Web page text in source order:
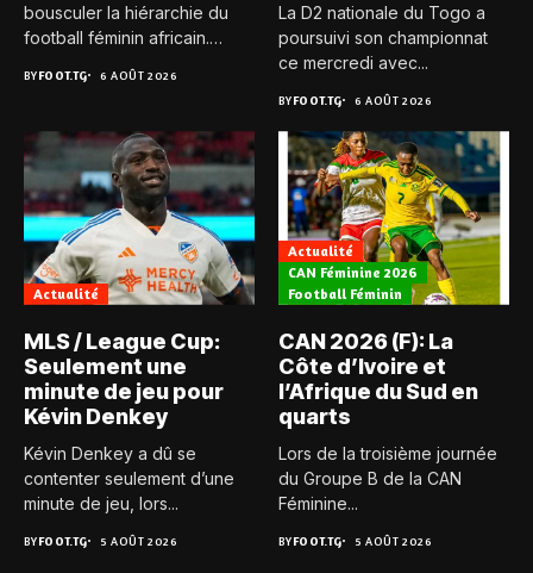
bousculer la hiérarchie du
football féminin africain.
BYFOOT.TG 6 AOÛT 2026
La D2 nationale du Togo a
poursuivi son championnat
ce mercredi avec...
BYFOOT.TG 6 AOÛT 2026
Actualité
MLS / League Cup:
Seulement une
minute de jeu pour
Kévin Denkey
Kévin Denkey a dû se
contenter seulement d’une
minute de jeu, lors...
BYFOOT.TG 5 AOÛT 2026
Actualité
CAN Féminine 2026
Football Féminin
CAN 2026 (F): La
Côte d’Ivoire et
l’Afrique du Sud en
quarts
Lors de la troisième journée
du Groupe B de la CAN
Féminine...
BYFOOT.TG 5 AOÛT 2026